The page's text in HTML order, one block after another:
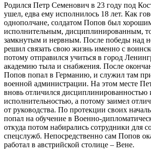
Родился Петр Семенович в 23 году под
ушел, едва ему исполнилось 18 лет. Как
однополчане, солдатом Попов был
исполнительным, дисциплинированным,
замкнутым и нервным. После победы над
решил связать свою жизнь именно с
потому отправился учиться в город
академию тыла и снабжения. После
Попов попал в Германию, и служил там
военной администрации. На этом месте
вновь отличился дисциплинированностью
исполнительностью, а потому заимел
от руководства. По протекции своих
попал на обучение в Военно-
откуда потом набирались сотрудники для
спецслужб. Непосредственно сам Попов
работал в австрийской столице – Вене.